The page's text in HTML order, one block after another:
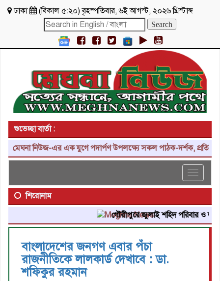
ঢাকা (বিকাল ৫:২০)বৃহস্পতিবার,৬ই আগস্ট, ২০২৬ খ্রিস্টাব্দ
শুভেচ্ছা বার্তা :
মেঘনা নিউজ-এর এক যুগে পদার্পণ উপলক্ষ্যে সকল পাঠক-দর্শক,
Toggle
শিরোনাম
গৌরীপুরে জুলাই শহিদ পরিবার ও জুলাই
বাংলাদেশের জনগণ এবার পঁচা
রাজনীতিকে লালকার্ড দেখাবে : ডা.
শফিকুর রহমান